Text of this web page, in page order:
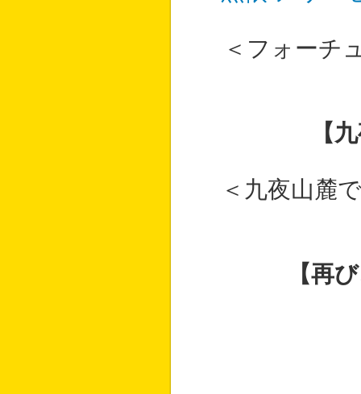
＜フォーチ
【
＜九夜山麓
【再